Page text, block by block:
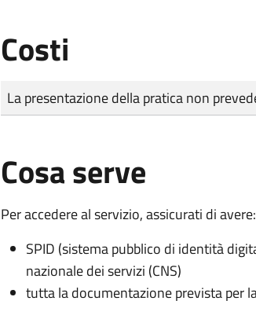
Costi
Tipo di pagamento
Importo
La presentazione della pratica non
Cosa serve
Per accedere al servizio, assicurati di avere:
SPID (sistema pubblico di identità
nazionale dei servizi (CNS)
tutta la documentazione prevista per